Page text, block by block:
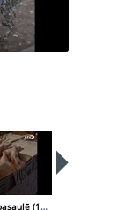
Cilvēks zvēru pasaulē (1997-11-01)